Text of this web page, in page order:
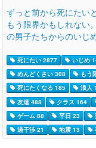
ずっと前から死にたい
もう限界かもしれない
の男子たちからのいじ
死にたい 2877 いじめ
めんどくさい 308
もう
死にたくなる 185
浪人
友達 488
クラス 164
ゲーム 88
平日 23
過干渉 21
地震 13